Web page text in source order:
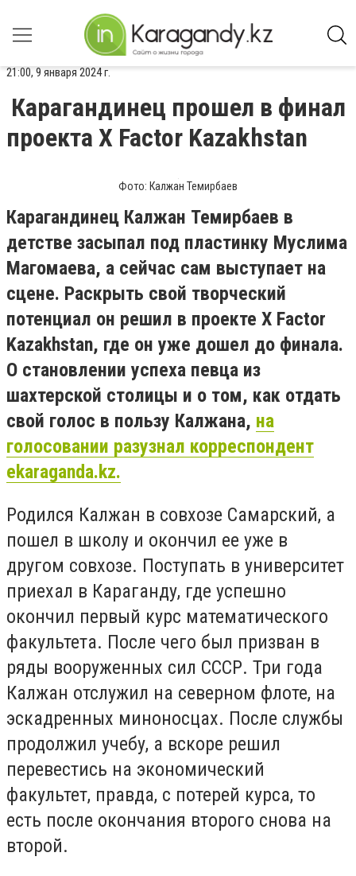
21:00, 9 января 2024 г.
Карагандинец прошел в финал
проекта X Factor Kazakhstan
Фото: Калжан Темирбаев
Карагандинец Калжан Темирбаев в
детстве засыпал под пластинку Муслима
Магомаева, а сейчас сам выступает на
сцене. Раскрыть свой творческий
потенциал он решил в проекте X Factor
Kazakhstan, где он уже дошел до финала.
О становлении успеха певца из
шахтерской столицы и о том, как отдать
свой голос в пользу Калжана, на
голосовании разузнал корреспондент
ekaraganda.kz.
Родился Калжан в совхозе Самарский, а
пошел в школу и окончил ее уже в
другом совхозе. Поступать в университет
приехал в Караганду, где успешно
окончил первый курс математического
факультета. После чего был призван в
ряды вооруженных сил СССР. Три года
Калжан отслужил на северном флоте, на
эскадренных миноносцах. После службы
продолжил учебу, а вскоре решил
перевестись на экономический
факультет, правда, с потерей курса, то
есть после окончания второго снова на
второй.